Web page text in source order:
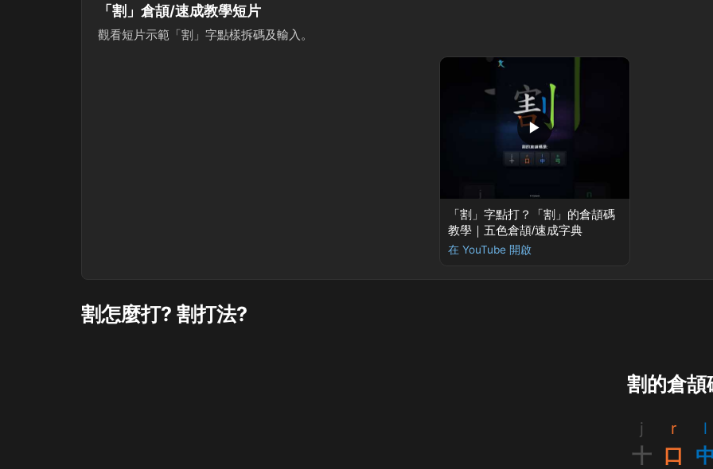
「割」倉頡/速成教學短片
觀看短片示範「割」字點樣拆碼及輸入。
▶
「割」字點打？「割」的倉頡碼
教學｜五色倉頡/速成字典
在 YouTube 開啟
割怎麼打? 割打法?
割的倉頡
j
十
r
口
l